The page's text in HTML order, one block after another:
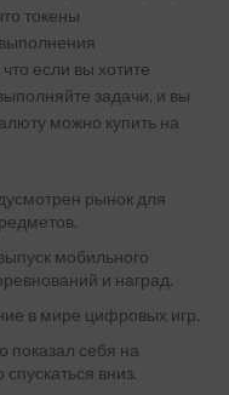
токены
если вы хотите
задачи, и вы
можно купить на
рынок для
мобильного
и наград.
в мире цифровых игр.
показал себя на
вниз.